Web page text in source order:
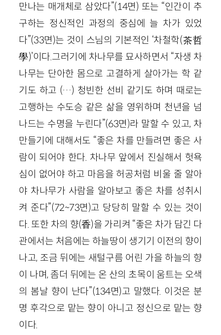
만나는 매개체로 삼았다”(14면) 또는 “인간이 추
구하는 정신적인 과정의 중심에 늘 차가 있었
다”(33면)는 것이 스님의 기본적인 ‘차철학(茶哲
學)’이다.그러기에 차나무를 묘사하면서 “자생 차
나무는 단아한 몸으로 고결하게 살아가는 학 같
기도 하고 (…) 청빈한 선비 같기도 하며 때로는
고행하는 수도승 같은 삶을 영위하며 천년을 넘
나드는 수명을 누린다”(63면)라 말할 수 있고, 차
만들기에 대해서도 “좋은 차를 만들려면 좋은 사
람이 되어야 한다. 차나무 앞에서 진실해서 헛욕
심이 없어야 하고 마음을 허공처럼 비울 줄 알아
야 차나무가 사람을 알아보고 좋은 차를 성취시
켜 준다”(72~73면)고 당당히 말할 수 있는 것이
다. 또한 차의 향(香)을 가리켜 “좋은 차가 담긴 다
관에서는 처음에는 하늘땅이 생기기 이전의 향이
나고, 조금 뒤에는 새털구름 어린 가을 하늘의 향
이 나며, 좀더 뒤에는 온 산의 초목이 움트는 오색
의 봄날 향이 난다”(134면)고 말했다. 이것은 분
명 후각으로 맡는 향이 아니고 정신으로 맡는 향
이다.